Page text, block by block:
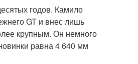
годов. Камило
GT и внес лишь
крупным. Он немного
равна 4 640 мм